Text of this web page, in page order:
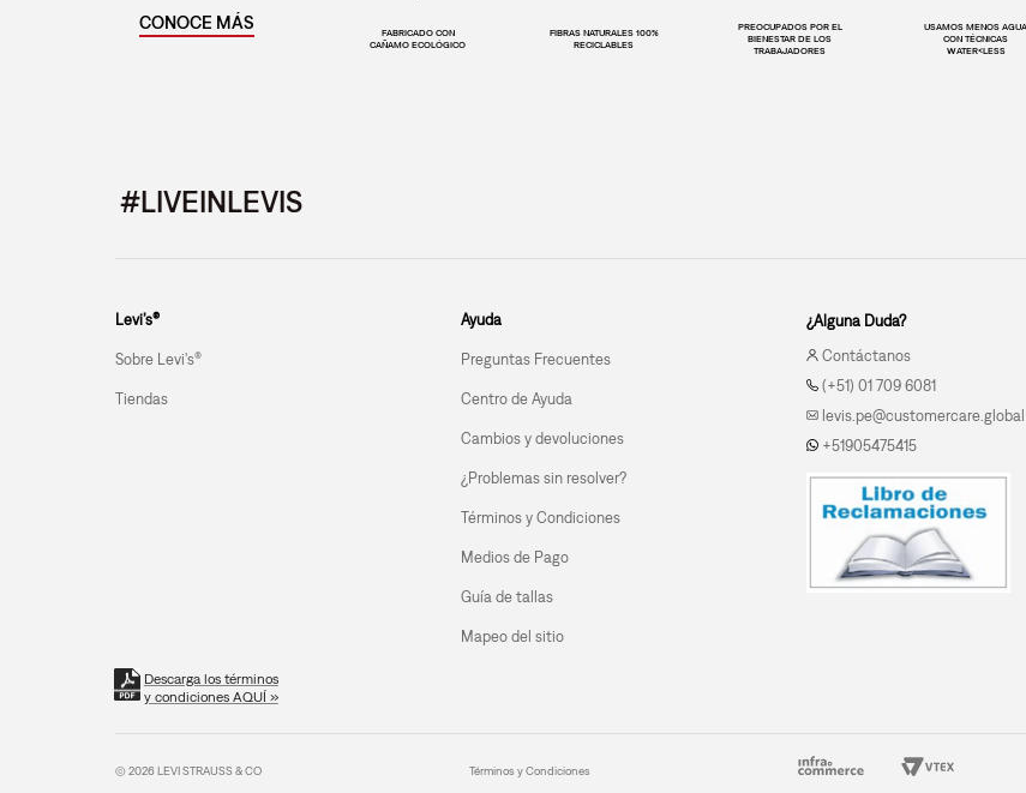
CONOCE MÁS
FABRICADO CON
CAÑAMO ECOLÓGICO
FIBRAS NATURALES 100%
RECICLABLES
PREOCUPADOS POR EL
BIENESTAR DE LOS
TRABAJADORES
USAMOS MENOS AGUA
CON TÉCNICAS
WATER<LESS
#LIVEINLEVIS
Levi’s®
Sobre Levi's®
Tiendas
Ayuda
Preguntas Frecuentes
Centro de Ayuda
Cambios y devoluciones
¿Problemas sin resolver?
Términos y Condiciones
Medios de Pago
Guía de tallas
Mapeo del sitio
¿Alguna Duda?
Contáctanos
(+51) 01 709 6081
levis.pe@customercare.global
+51905475415
Descarga los términos
y condiciones AQUÍ »
© 2026 LEVI STRAUSS & CO Términos y Condiciones